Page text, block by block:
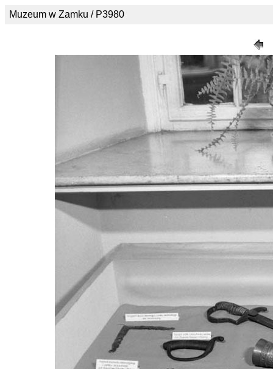
Muzeum w Zamku / P3980